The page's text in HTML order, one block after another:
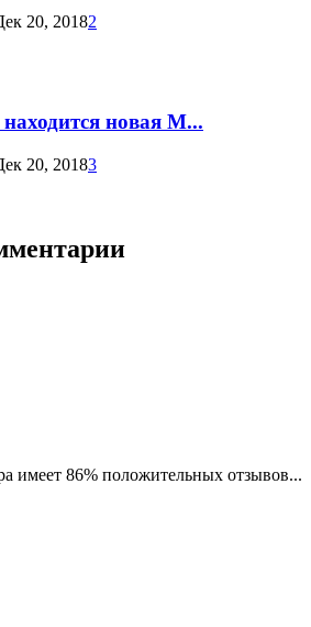
20, 20182
новая M...
20, 20183
имеет 86% положительных отзывов...